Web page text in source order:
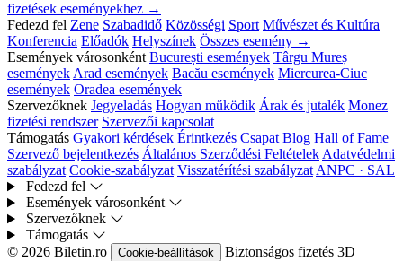
fizetések eseményekhez →
Fedezd fel Zene Szabadidő Közösségi Sport Művészet és Kultúra
Konferencia Előadók Helyszínek Összes esemény →
Események városonként București események Târgu Mureș
események Arad események Bacău események Miercurea-Ciuc
események Oradea események
Szervezőknek Jegyeladás Hogyan működik Árak és jutalék Monez
fizetési rendszer Szervezői kapcsolat
Támogatás Gyakori kérdések Érintkezés Csapat Blog Hall of Fame
Szervező bejelentkezés Általános Szerződési Feltételek Adatvédelmi
szabályzat Cookie-szabályzat Visszatérítési szabályzat ANPC · SAL
Fedezd fel
Események városonként
Szervezőknek
Támogatás
© 2026 Biletin.ro
Cookie-beállítások Biztonságos fizetés 3D